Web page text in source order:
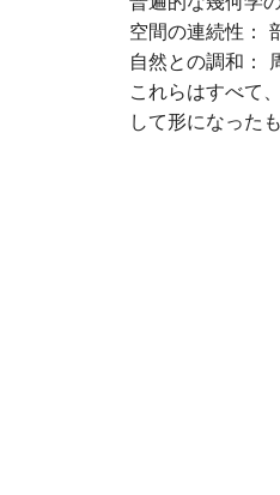
空間の連続性：
自然との調和：
これらはすべて
して形になった